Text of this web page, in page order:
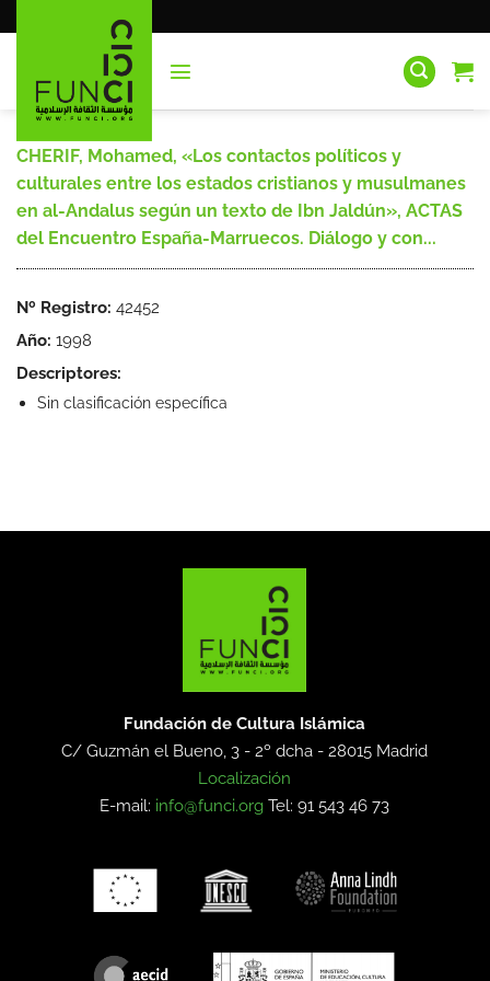
al
CHERIF, Mohamed, «Los contactos políticos y
culturales entre los estados cristianos y musulmanes
en al-Andalus según un texto de Ibn Jaldún», ACTAS
del Encuentro España-Marruecos. Diálogo y con...
Nº Registro: 42452
Año: 1998
Descriptores:
Sin clasificación específica
Fundación de Cultura Islámica
C/ Guzmán el Bueno, 3 - 2º dcha -28015 Madrid
Localización
E-mail: info@funci.org Tel: 91 543 46 73